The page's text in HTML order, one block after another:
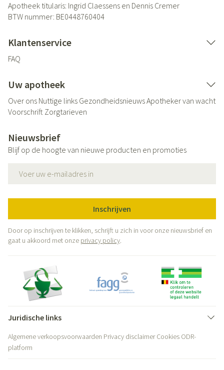
Apotheek titularis: Ingrid Claessens en Dennis Cremer
BTW nummer: BE0448760404
Klantenservice
FAQ
Uw apotheek
Over ons Nuttige links GezondheidsnieuwsApotheker van wacht
Voorschrift Zorgtarieven
Nieuwsbrief
Blijf op de hoogte van nieuwe producten en promoties
Inschrijven
Door op inschrijven te klikken, schrijft u zich in voor onze nieuwsbrief en
gaat u akkoord met onze privacy policy.
Juridische links
Algemene verkoopsvoorwaarden Privacy disclaimer Cookies ODR-
platform